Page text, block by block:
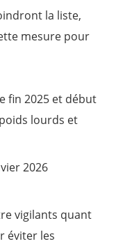
la liste,
mesure pour
fin 2025 et début
lourds et
2026
vigilants quant
éviter les